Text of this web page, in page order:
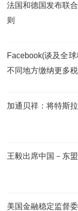
法国和德国发布联
则
Facebook(谈及全
不同地方缴纳更多税
加通贝祥：将特斯
王毅出席中国－东
美国金融稳定监督